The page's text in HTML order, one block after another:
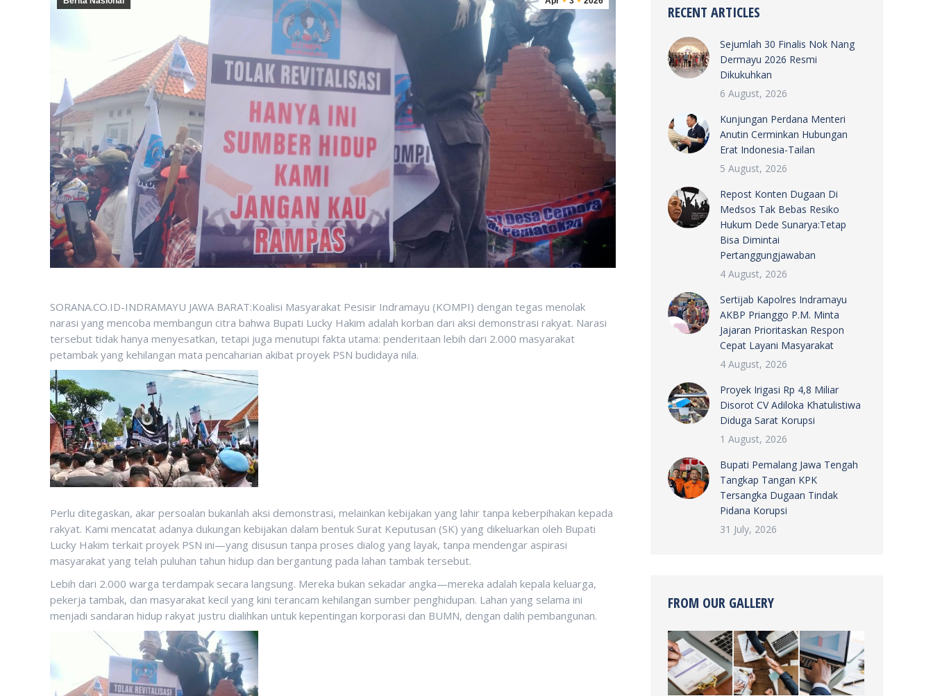
SORANA.CO.ID-INDRAMAYU JAWA BARAT:Koalisi Masyarakat Pesisir Indramayu (KOMPI) dengan tegas menolak
narasi yang mencoba membangun citra bahwa Bupati Lucky Hakim adalah korban dari aksi demonstrasi rakyat. Narasi
tersebut tidak hanya menyesatkan, tetapi juga menutupi fakta utama: penderitaan lebih dari 2.000 masyarakat
petambak yang kehilangan mata pencaharian akibat proyek PSN budidaya nila.
Perlu ditegaskan, akar persoalan bukanlah aksi demonstrasi, melainkan kebijakan yang lahir tanpa keberpihakan kepada
rakyat. Kami mencatat adanya dukungan kebijakan dalam bentuk Surat Keputusan (SK) yang dikeluarkan oleh Bupati
Lucky Hakim terkait proyek PSN ini—yang disusun tanpa proses dialog yang layak, tanpa mendengar aspirasi
masyarakat yang telah puluhan tahun hidup dan bergantung pada lahan tambak tersebut.
Lebih dari 2.000 warga terdampak secara langsung. Mereka bukan sekadar angka—mereka adalah kepala keluarga,
pekerja tambak, dan masyarakat kecil yang kini terancam kehilangan sumber penghidupan. Lahan yang selama ini
menjadi sandaran hidup rakyat justru dialihkan untuk kepentingan korporasi dan BUMN, dengan dalih pembangunan.
RECENT ARTICLES
Sejumlah 30 Finalis Nok Nang
Dermayu 2026 Resmi
Dikukuhkan
6 August, 2026
Kunjungan Perdana Menteri
Anutin Cerminkan Hubungan
Erat Indonesia-Tailan
5 August, 2026
Repost Konten Dugaan Di
Medsos Tak Bebas Resiko
Hukum Dede Sunarya:Tetap
Bisa Dimintai
Pertanggungjawaban
4 August, 2026
Sertijab Kapolres Indramayu
AKBP Prianggo P.M. Minta
Jajaran Prioritaskan Respon
Cepat Layani Masyarakat
4 August, 2026
Proyek Irigasi Rp 4,8 Miliar
Disorot CV Adiloka Khatulistiwa
Diduga Sarat Korupsi
1 August, 2026
Bupati Pemalang Jawa Tengah
Tangkap Tangan KPK
Tersangka Dugaan Tindak
Pidana Korupsi
31 July, 2026
FROM OUR GALLERY